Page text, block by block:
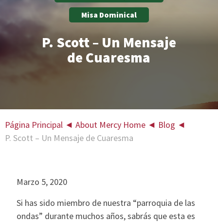
Misa Dominical
P. Scott – Un Mensaje
de Cuaresma
Página Principal ◄ About Mercy Home ◄ Blog ◄
P. Scott – Un Mensaje de Cuaresma
Marzo 5, 2020
Si has sido miembro de nuestra “parroquia de las
ondas” durante muchos años, sabrás que esta es